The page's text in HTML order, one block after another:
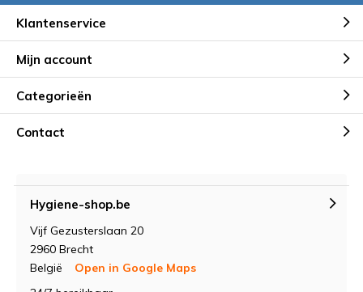
Klantenservice
Mijn account
Categorieën
Contact
Hygiene-shop.be
Vijf Gezusterslaan 20
2960 Brecht
België
Open in Google Maps